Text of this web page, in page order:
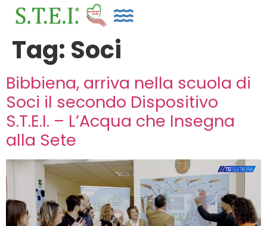
Tag: Soci
Bibbiena, arriva nella scuola di
Soci il secondo Dispositivo
S.T.E.I. – L’Acqua che Insegna
alla Sete